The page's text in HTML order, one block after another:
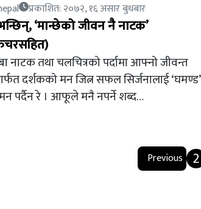
प्रकाशित: २०७२, १६ असार बुधबार
‘मान्छेको जीवन नै नाटक’
नाटक तथा चलचित्रको पर्दामा आफ्नो जीवन्त
दर्शकको मन जित्न सफल सिर्जनालाई ‘घमण्ड’
पर्दैन रे । आफूले मनै नपर्ने शब्द…
Previous 2